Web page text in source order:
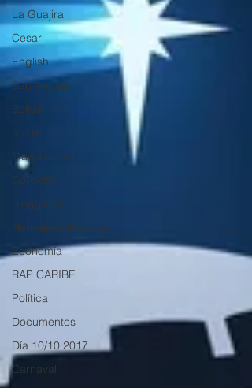
La Guajira
Cesar
English
San Andres
Bolívar
Sucre
Magdalena
Córdoba
Bloggeros
Hermanos Mayores
Economía
RAP CARIBE
Política
Documentos
Día 10/10 2017
Carnaval